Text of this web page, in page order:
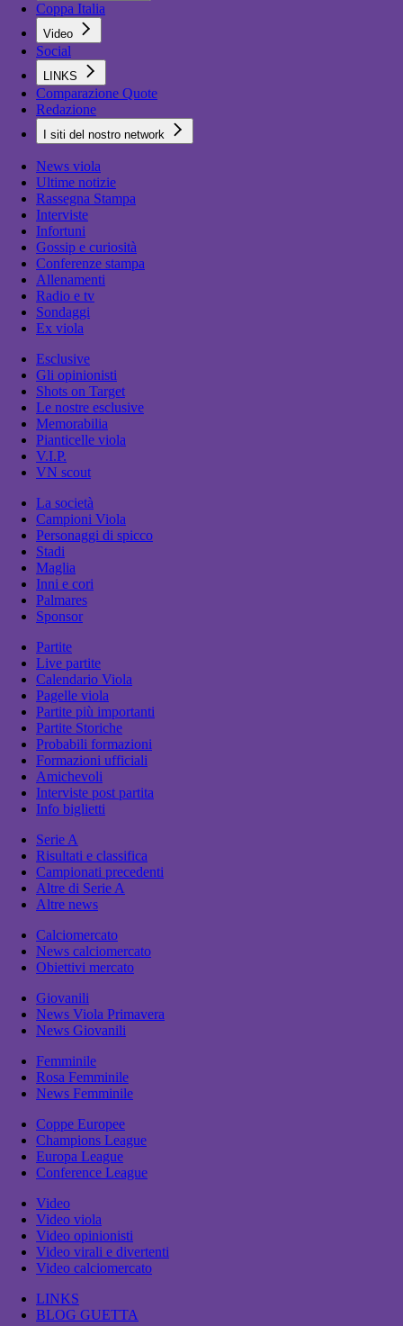
Coppa Italia
Video
Social
LINKS
Comparazione Quote
Redazione
I siti del nostro network
News viola
Ultime notizie
Rassegna Stampa
Interviste
Infortuni
Gossip e curiosità
Conferenze stampa
Allenamenti
Radio e tv
Sondaggi
Ex viola
Esclusive
Gli opinionisti
Shots on Target
Le nostre esclusive
Memorabilia
Pianticelle viola
V.I.P.
VN scout
La società
Campioni Viola
Personaggi di spicco
Stadi
Maglia
Inni e cori
Palmares
Sponsor
Partite
Live partite
Calendario Viola
Pagelle viola
Partite più importanti
Partite Storiche
Probabili formazioni
Formazioni ufficiali
Amichevoli
Interviste post partita
Info biglietti
Serie A
Risultati e classifica
Campionati precedenti
Altre di Serie A
Altre news
Calciomercato
News calciomercato
Obiettivi mercato
Giovanili
News Viola Primavera
News Giovanili
Femminile
Rosa Femminile
News Femminile
Coppe Europee
Champions League
Europa League
Conference League
Video
Video viola
Video opinionisti
Video virali e divertenti
Video calciomercato
LINKS
BLOG GUETTA